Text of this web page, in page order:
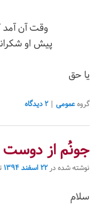
وقت آن آمد
پیش او
یا حق
گروهعمومی |۲دیدگاه
جونُم از دوست
نوشته شده در۲۲ اسفند ۱۳۹۴
سلام